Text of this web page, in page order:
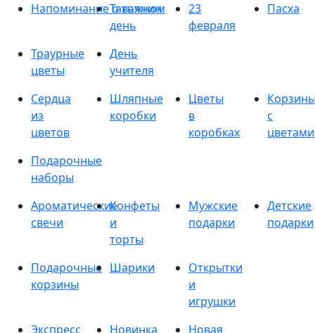
Напоминание о важном
Татьянин
день
23
февраля
Пасха
Траурные
цветы
День
учителя
Сердца
из
цветов
Шляпные
коробки
Цветы
в
коробках
с
цветами
Подарочные
наборы
Ароматические
свечи
Конфеты
и
торты
Мужские
подарки
Детские
подарки
Подарочные
корзины
Шарики
Открытки
и
игрушки
Экспресс
Новинка
Новая